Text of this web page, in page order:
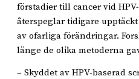
förstadier till cancer vid
återspeglar tidigare
av ofarliga förändringar.
länge de olika metoderna
– Skyddet av HPV-baserad